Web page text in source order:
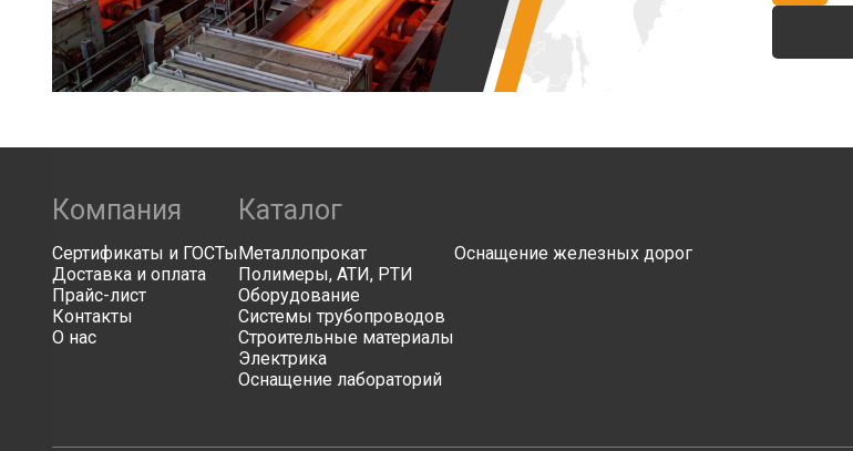
Компания
Сертификаты и ГОСТы
Доставка и оплата
Прайс-лист
Контакты
О нас
Каталог
Металлопрокат
Полимеры, АТИ, РТИ
Оборудование
Системы трубопроводов
Строительные материалы
Электрика
Оснащение лабораторий
Оснащение железных дорог